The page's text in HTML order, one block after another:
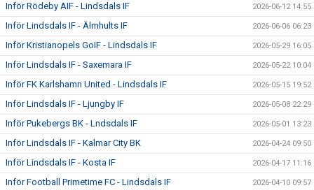
Inför Rödeby AIF - Lindsdals IF 2026-06-12 14:55
Inför Lindsdals IF - Älmhults IF 2026-06-06 06:23
Inför Kristianopels GoIF - Lindsdals IF 2026-05-29 16:05
Inför Lindsdals IF - Saxemara IF 2026-05-22 10:04
Inför FK Karlshamn United - Lindsdals IF 2026-05-15 19:52
Inför Lindsdals IF - Ljungby IF 2026-05-08 22:29
Inför Pukebergs BK - Lndsdals IF 2026-05-01 13:23
Inför Lindsdals IF - Kalmar City BK 2026-04-24 09:50
Inför Lindsdals IF - Kosta IF 2026-04-17 11:16
Inför Football Primetime FC - Lindsdals IF 2026-04-10 09:57